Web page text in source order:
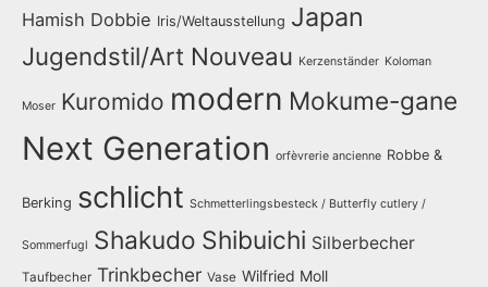
Hamish Dobbie Iris/Weltausstellung Japan
Jugendstil/Art Nouveau Kerzenständer Koloman
Moser Kuromido modern Mokume-gane
Next Generation orfèvrerie ancienne Robbe &
Berking schlicht Schmetterlingsbesteck / Butterfly cutlery /
Sommerfugl Shakudo Shibuichi Silberbecher
Taufbecher Trinkbecher Vase Wilfried Moll